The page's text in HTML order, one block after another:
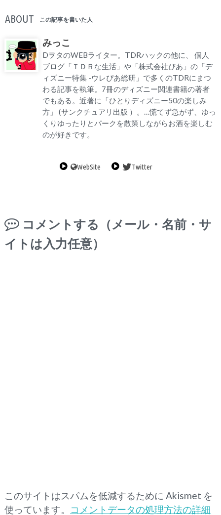
ABOUT この記事を書いた人
みっこ
DヲタのWEBライター。TDRハックの他に、 個人
ブログ「ＴＤＲな生活」や「株式会社ぴあ」の「デ
ィズニー特集 -ウレぴあ総研」で多くのTDRにまつ
わる記事を執筆。7冊のディズニー関連書籍の著者
でもある。近著に「ひとりディズニー50の楽しみ
方」 (サンクチュアリ出版 ）。…慌てず急がず、ゆっ
くりゆったりとパークを散策しながらお酒を楽しむ
のが好きです。
WebSite Twitter
コメントする（メール・名前・サ
イトは入力任意）
このサイトはスパムを低減するために Akismet を
使っています。
コメントデータの処理方法の詳細